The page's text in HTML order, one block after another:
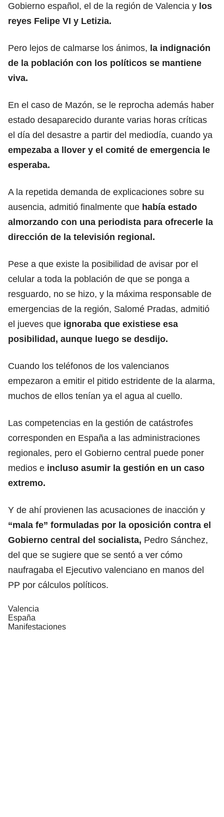
Gobierno español, el de la región de Valencia y los
reyes Felipe VI y Letizia.
Pero lejos de calmarse los ánimos, la indignación
de la población con los políticos se mantiene
viva.
En el caso de Mazón, se le reprocha además haber
estado desaparecido durante varias horas críticas
el día del desastre a partir del mediodía, cuando ya
empezaba a llover y el comité de emergencia le
esperaba.
A la repetida demanda de explicaciones sobre su
ausencia, admitió finalmente que había estado
almorzando con una periodista para ofrecerle la
dirección de la televisión regional.
Pese a que existe la posibilidad de avisar por el
celular a toda la población de que se ponga a
resguardo, no se hizo, y la máxima responsable de
emergencias de la región, Salomé Pradas, admitió
el jueves que ignoraba que existiese esa
posibilidad, aunque luego se desdijo.
Cuando los teléfonos de los valencianos
empezaron a emitir el pitido estridente de la alarma,
muchos de ellos tenían ya el agua al cuello.
Las competencias en la gestión de catástrofes
corresponden en España a las administraciones
regionales, pero el Gobierno central puede poner
medios e incluso asumir la gestión en un caso
extremo.
Y de ahí provienen las acusaciones de inacción y
“mala fe” formuladas por la oposición contra el
Gobierno central del socialista, Pedro Sánchez,
del que se sugiere que se sentó a ver cómo
naufragaba el Ejecutivo valenciano en manos del
PP por cálculos políticos.
Valencia
España
Manifestaciones